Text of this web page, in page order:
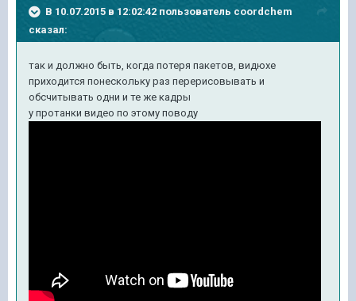
В 10.07.2015 в 12:02:42 пользователь coordchem
сказал:
так и должно быть, когда потеря пакетов, видюхе
приходится понескольку раз перерисовывать и
обсчитывать одни и те же кадры
у протанки видео по этому поводу